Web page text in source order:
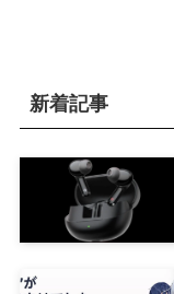
新着記事